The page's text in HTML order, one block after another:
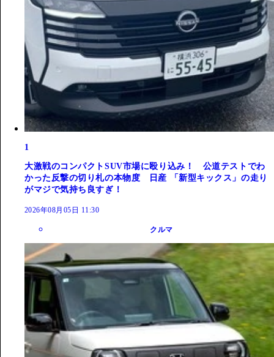
1
大激戦のコンパクトSUV市場に殴り込み！ 公道テストでわ
かった反撃の切り札の本物度 日産 「新型キックス」の走り
がマジで気持ち良すぎ！
2026年08月05日 11:30
クルマ